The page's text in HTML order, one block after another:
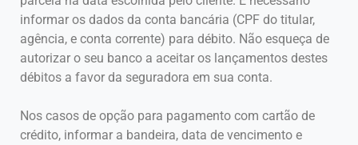
informar os dados da conta bancária (CPF do titular,
agência, e conta corrente) para débito. Não esqueça de
autorizar o seu banco a aceitar os lançamentos destes
débitos a favor da seguradora em sua conta.
Nos casos de opção para pagamento com cartão de
crédito, informar a bandeira, data de vencimento e